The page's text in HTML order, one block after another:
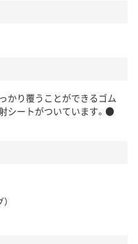
かり覆うことができるゴム
シートがついています。●